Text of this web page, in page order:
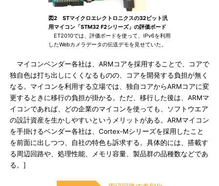
図2 STマイクロエレクトロニクスの32ビット汎
用マイコン「STM32 F2シリーズ」の評価ボード
ET2010では、評価ボードを使って、IPv6を利用
したWebカメラデータの伝送デモを見せていた。
マイコンベンダー各社は、ARMコアを採用することで、コアで
独自色は打ち出しにくくなるものの、コアを開発する負担が無く
なる。マイコンを利用する立場では、独自コアからARMコアに変
更するときに移行の負担が掛かる。ただ、移行した後は、ARMマ
イコンであれば、どの企業のマイコンを使っても、ソフトウエア
の設計資産を生かしやすいというメリットがある。ARMマイコン
を手掛けるベンダー各社は、Cortex-Mシリーズを採用したこと
を前面に出しつつ、自社の特色も訴求する。具体的には、搭載す
る周辺回路や、処理性能、メモリ容量、製品群の品種数などであ
る。]